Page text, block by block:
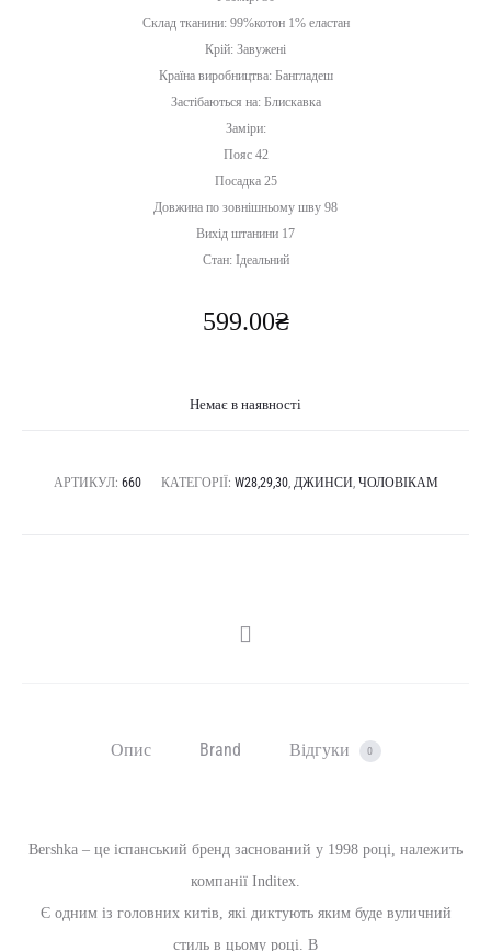
Склад тканини: 99%котон 1% еластан
Крій: Завужені
Країна виробництва: Бангладеш
Застібаються на: Блискавка
Заміри:
Пояс 42
Посадка 25
Довжина по зовнішньому шву 98
Вихід штанини 17
Стан: Ідеальний
599.00₴
Немає в наявності
АРТИКУЛ: 660 КАТЕГОРІЇ: W28,29,30, ДЖИНСИ, ЧОЛОВІКАМ
SHARE
Опис Brand Відгуки 0
Bershka – це іспанський бренд заснований у 1998 році, належить
компанії Inditex.
Є одним із головних китів, які диктують яким буде вуличний
стиль в цьому році. В